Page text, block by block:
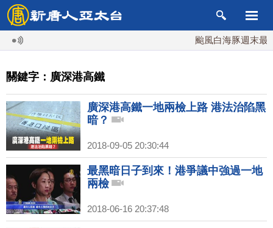
颱風白海豚週末最
關鍵字：廣深港高鐵
廣深港高鐵一地兩檢上路 港法治陷黑
暗？
2018-09-05 20:30:44
最黑暗日子到來！港爭議中強過一地
兩檢
2018-06-16 20:37:48